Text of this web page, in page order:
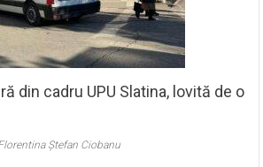
din cadru UPU Slatina, lovită de o
Ștefan Ciobanu